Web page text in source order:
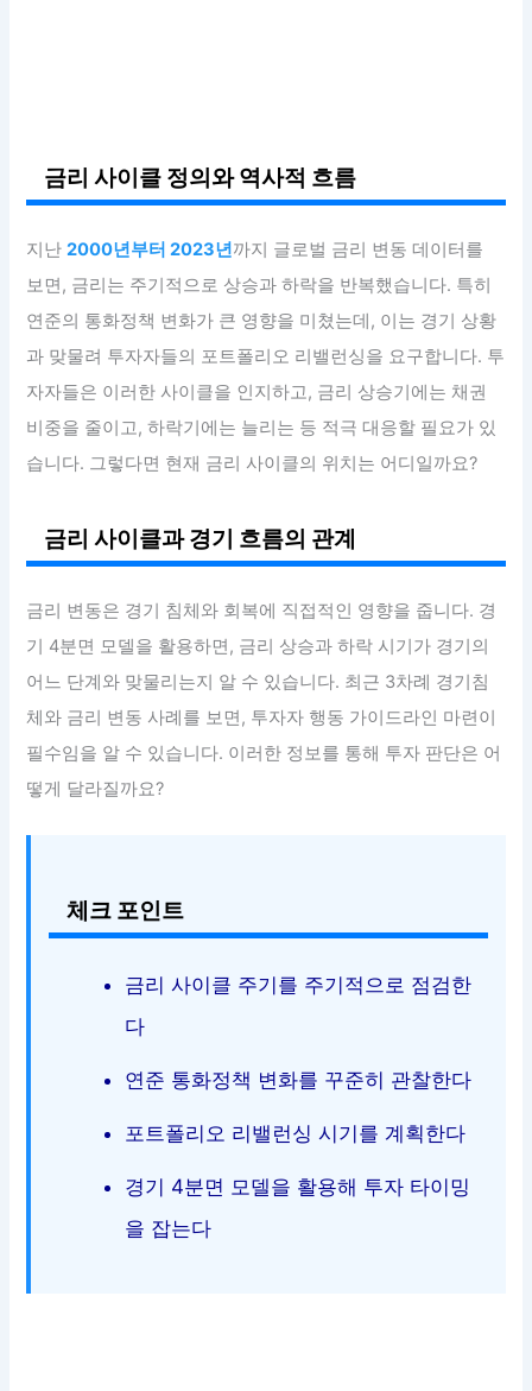
금리 사이클 정의와 역사적 흐름
지난2000년부터 2023년까지 글로벌 금리 변동 데이터를
보면, 금리는 주기적으로 상승과 하락을 반복했습니다. 특히
연준의 통화정책 변화가 큰 영향을 미쳤는데, 이는 경기 상황
과 맞물려 투자자들의 포트폴리오 리밸런싱을 요구합니다. 투
자자들은 이러한 사이클을 인지하고, 금리 상승기에는 채권
비중을 줄이고, 하락기에는 늘리는 등 적극 대응할 필요가 있
습니다. 그렇다면 현재 금리 사이클의 위치는 어디일까요?
금리 사이클과 경기 흐름의 관계
금리 변동은 경기 침체와 회복에 직접적인 영향을 줍니다. 경
기 4분면 모델을 활용하면, 금리 상승과 하락 시기가 경기의
어느 단계와 맞물리는지 알 수 있습니다. 최근 3차례 경기침
체와 금리 변동 사례를 보면, 투자자 행동 가이드라인 마련이
필수임을 알 수 있습니다. 이러한 정보를 통해 투자 판단은 어
떻게 달라질까요?
체크 포인트
금리 사이클 주기를 주기적으로 점검한
다
연준 통화정책 변화를 꾸준히 관찰한다
포트폴리오 리밸런싱 시기를 계획한다
경기 4분면 모델을 활용해 투자 타이밍
을 잡는다